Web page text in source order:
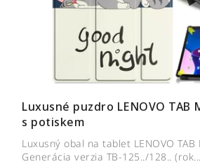
Luxusné puzdro LENOVO TAB
s potiskem
Luxusný obal na tablet LENOVO TAB
Generácia verzia TB-125../128.. (rok...